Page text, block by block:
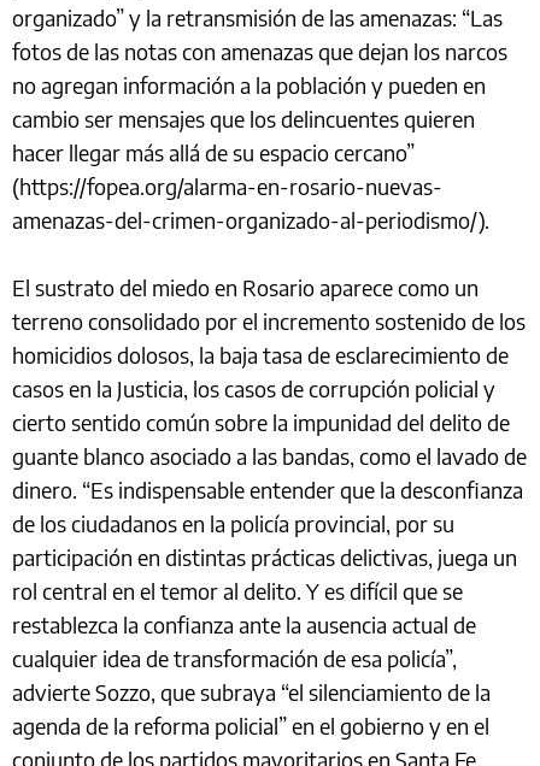
organizado” y la retransmisión de las amenazas: “Las
fotos de las notas con amenazas que dejan los narcos
no agregan información a la población y pueden en
cambio ser mensajes que los delincuentes quieren
hacer llegar más allá de su espacio cercano”
(https://fopea.org/alarma-en-rosario-nuevas-
amenazas-del-crimen-organizado-al-periodismo/).
El sustrato del miedo en Rosario aparece como un
terreno consolidado por el incremento sostenido de los
homicidios dolosos, la baja tasa de esclarecimiento de
casos en la Justicia, los casos de corrupción policial y
cierto sentido común sobre la impunidad del delito de
guante blanco asociado a las bandas, como el lavado de
dinero. “Es indispensable entender que la desconfianza
de los ciudadanos en la policía provincial, por su
participación en distintas prácticas delictivas, juega un
rol central en el temor al delito. Y es difícil que se
restablezca la confianza ante la ausencia actual de
cualquier idea de transformación de esa policía”,
advierte Sozzo, que subraya “el silenciamiento de la
agenda de la reforma policial” en el gobierno y en el
conjunto de los partidos mayoritarios en Santa Fe.